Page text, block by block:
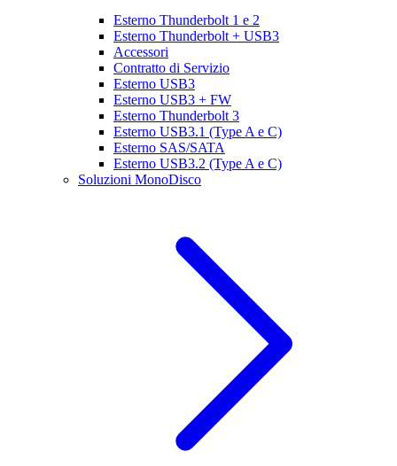
Esterno Thunderbolt 1 e 2
Esterno Thunderbolt + USB3
Accessori
Contratto di Servizio
Esterno USB3
Esterno USB3 + FW
Esterno Thunderbolt 3
Esterno USB3.1 (Type A e C)
Esterno SAS/SATA
Esterno USB3.2 (Type A e C)
Soluzioni MonoDisco